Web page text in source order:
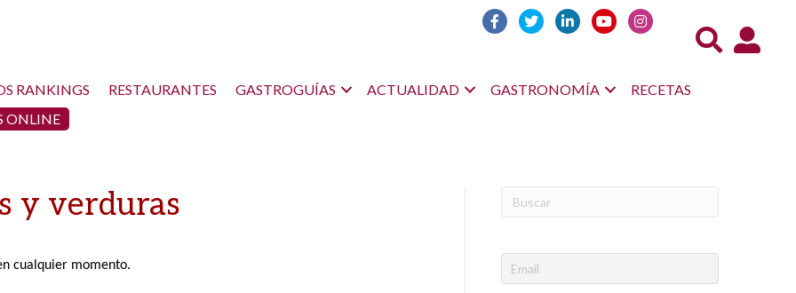
Acceso
RANKINGS RESTAURANTES GASTROGUÍAS ACTUALIDAD GASTRONOMÍA
RECETAS
ONLINE
y verduras
cualquier momento.